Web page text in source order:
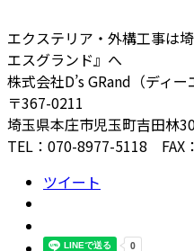
エクステリア・外構工事は
エスグランド』へ
株式会社D’s GRand（ディー
〒367-0211
埼玉県本庄市児玉町吉田林
TEL：070-8977-5118 FAX
ツイート